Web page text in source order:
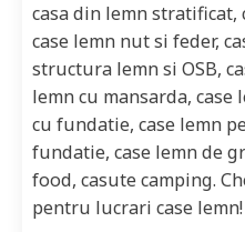
casa din lemn stratificat,
case lemn nut si feder,
structura lemn si OSB,
lemn cu mansarda, case
cu fundatie, case lemn
fundatie, case lemn de
food, casute camping.
pentru lucrari case lemn!